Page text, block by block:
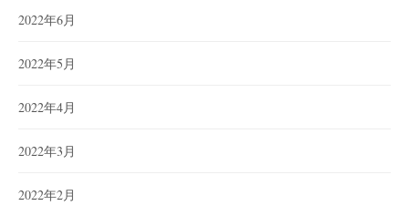
2022年6月
2022年5月
2022年4月
2022年3月
2022年2月